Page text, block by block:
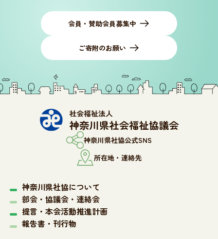
会員・賛助会員募集中
ご寄附のお願い
神奈川県社協公式SNS
所在地・連絡先
神奈川県社協について
部会・協議会・連絡会
提言・本会活動推進計画
報告書・刊行物